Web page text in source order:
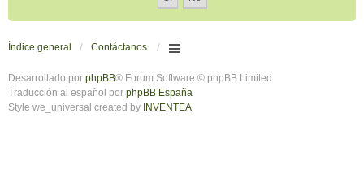
Índice general Contáctanos
Desarrollado por phpBB® Forum Software © phpBB Limited
Traducción al español por phpBB España
Style we_universal created by INVENTEA